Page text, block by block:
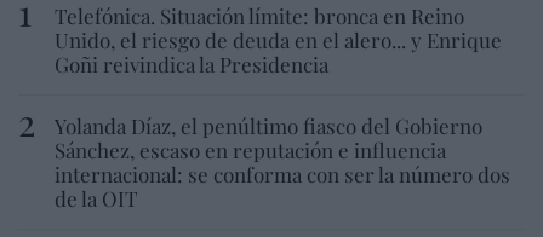
Telefónica. Situación límite: bronca en Reino
Unido, el riesgo de deuda en el alero... y Enrique
Goñi reivindica la Presidencia
Yolanda Díaz, el penúltimo fiasco del Gobierno
Sánchez, escaso en reputación e influencia
internacional: se conforma con ser la número dos
de la OIT